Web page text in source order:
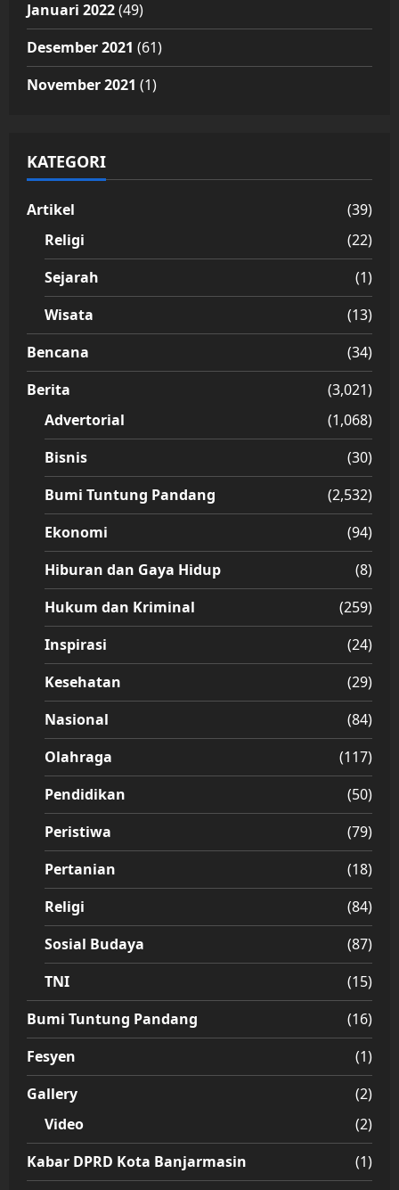
Januari 2022(49)
Desember 2021 (61)
November 2021 (1)
KATEGORI
Artikel
(39)
Religi
(22)
Sejarah
(1)
Wisata
(13)
Bencana
(34)
Berita
(3,021)
Advertorial
(1,068)
Bisnis
(30)
Bumi Tuntung Pandang
(2,532)
Ekonomi
(94)
Hiburan dan Gaya Hidup
(8)
Hukum dan Kriminal
(259)
Inspirasi
(24)
Kesehatan
(29)
Nasional
(84)
Olahraga
(117)
Pendidikan
(50)
Peristiwa
(79)
Pertanian
(18)
Religi
(84)
Sosial Budaya
(87)
TNI
(15)
Bumi Tuntung Pandang
(16)
Fesyen
(1)
Gallery
(2)
Video
(2)
Kabar DPRD Kota Banjarmasin
(1)